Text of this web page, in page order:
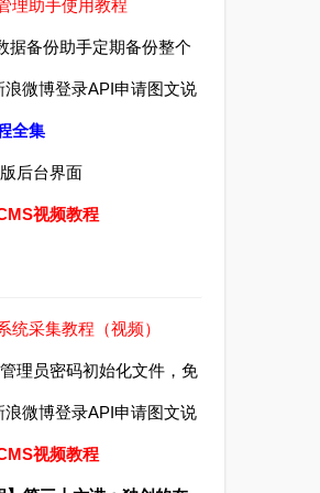
理助手使用教程
据备份助手定期备份整个
微博登录API申请图文说
全集
后台界面
视频教程
统采集教程（视频）
理员密码初始化文件，免
通用
微博登录API申请图文说
视频教程